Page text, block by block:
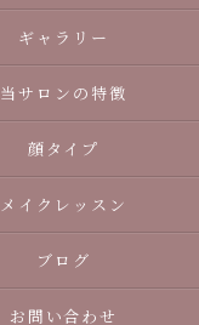
ギャラリー
当サロンの特徴
顔タイプ
メイクレッスン
ブログ
お問い合わせ